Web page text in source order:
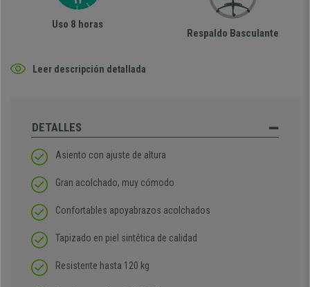
Uso 8 horas
Respaldo Basculante
Leer descripción detallada
DETALLES
Asiento con ajuste de altura
Gran acolchado, muy cómodo
Confortables apoyabrazos acolchados
Tapizado en piel sintética de calidad
Resistente hasta 120 kg